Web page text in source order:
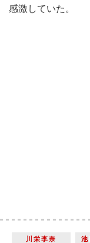
感激していた。
川栄李奈